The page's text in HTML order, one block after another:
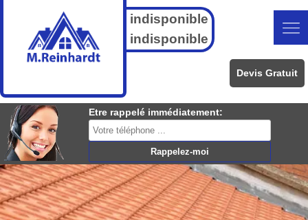
indisponible
indisponible
Devis Gratuit
Etre rappelé immédiatement: